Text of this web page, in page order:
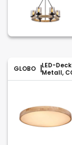
GLOBO
LED-
Metall,